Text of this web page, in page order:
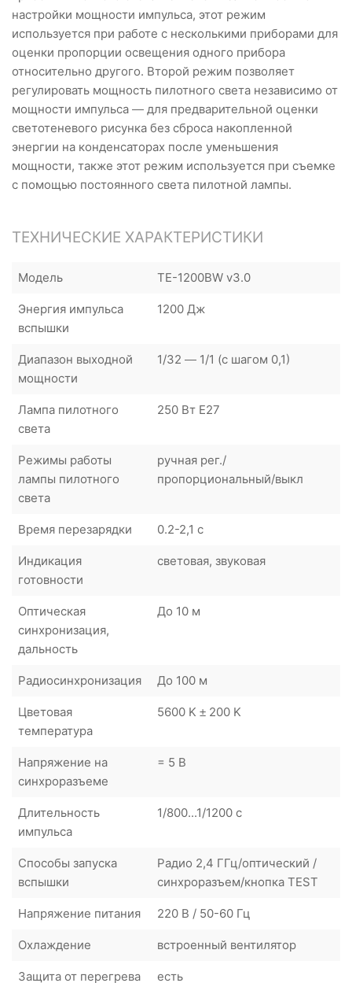
настройки мощности импульса, этот режим
используется при работе с несколькими приборами для
оценки пропорции освещения одного прибора
относительно другого. Второй режим позволяет
регулировать мощность пилотного света независимо от
мощности импульса — для предварительной оценки
светотеневого рисунка без сброса накопленной
энергии на конденсаторах после уменьшения
мощности, также этот режим используется при съемке
с помощью постоянного света пилотной лампы.
ТЕХНИЧЕСКИЕ ХАРАКТЕРИСТИКИ
Модель TE-1200BW v3.0
Энергия импульса
вспышки
1200 Дж
Диапазон выходной
мощности
1/32 — 1/1 (с шагом 0,1)
Лампа пилотного
света
250 Вт Е27
Режимы работы
лампы пилотного
света
ручная рег./
пропорциональный/выкл
Время перезарядки 0.2-2,1 с
Индикация
готовности
световая, звуковая
Оптическая
синхронизация,
дальность
До 10 м
Радиосинхронизация До 100 м
Цветовая
температура
5600 K ± 200 K
Напряжение на
синхроразъеме
= 5 В
Длительность
импульса
1/800...1/1200 c
Способы запуска
вспышки
Радио 2,4 ГГц/оптический /
синхроразъем/кнопка TEST
Напряжение питания 220 В / 50-60 Гц
Охлаждение встроенный вентилятор
Защита от перегрева есть